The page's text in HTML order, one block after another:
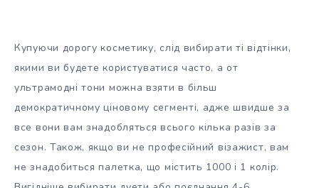
Купуючи дорогу косметику, слід вибирати ті відтінки,
якими ви будете користуватися часто, а от
ультрамодні тони можна взяти в більш
демократичному ціновому сегменті, адже швидше за
все вони вам знадобляться всього кілька разів за
сезон. Також, якщо ви не професійний візажист, вам
не знадобиться палетка, що містить 1000 і 1 колір.